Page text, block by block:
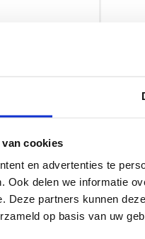
cookies
en advertenties te
Ook delen we informatie
Deze partners kunnen
op basis van uw